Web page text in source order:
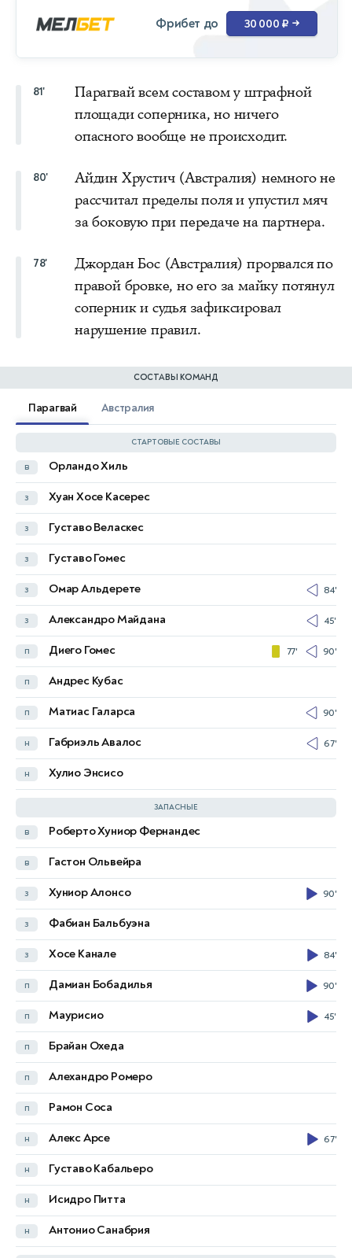
Фрибет до 30 000 ₽ →
81'
Парагвай всем составом у штрафной
площади соперника, но ничего
опасного вообще не происходит.
80'
Айдин Хрустич (Австралия) немного не
рассчитал пределы поля и упустил мяч
за боковую при передаче на партнера.
78'
Джордан Бос (Австралия) прорвался по
правой бровке, но его за майку потянул
соперник и судья зафиксировал
нарушение правил.
СОСТАВЫ КОМАНД
Парагвай Австралия
СТАРТОВЫЕ СОСТАВЫ
в Орландо Хиль
з Хуан Хосе Касерес
з Густаво Веласкес
з Густаво Гомес
з Омар Альдерете 84'
з Александро Майдана 45'
п Диего Гомес 77' 90'
п Андрес Кубас
п Матиас Галарса 90'
н Габриэль Авалос 67'
н Хулио Энсисо
ЗАПАСНЫЕ
в Роберто Хуниор Фернандес
в Гастон Ольвейра
з Хуниор Алонсо 90'
з Фабиан Бальбуэна
з Хосе Канале 84'
п Дамиан Бобадилья 90'
п Маурисио 45'
п Брайан Охеда
п Алехандро Ромеро
п Рамон Соса
н Алекс Арсе 67'
н Густаво Кабальеро
н Исидро Питта
н Антонио Санабрия
в Патрик Бич
з Азиз Бехич
з Джордан Бос
з Лукас Херрингтон
з Гарри Суттар
з Алессандро Чиркати
п Коннор Меткалф
п Кристиан Вольпато
п Джексон Ирвайн 84'
н Нестори Иранкунда
Aiden O'Neill
в Пол Иццо
в Мэтью Райан
з Кэмерон Бургесс
з Милош Дегенек
з Джейсон Герия
з Кай Тревин
п Кэмерон Девлин
п Айдин Хрустич
п Авер Мабиль
п Пол Окон-Энгстлер
н Мохамед Туре
н Нишан Вилупиллай
н Тете Енги